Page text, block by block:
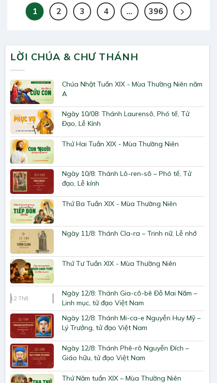
1 2 3 4 … 396
LỜI CHÚA & CHƯ THÁNH
Chúa Nhật Tuần XIX - Mùa Thường Niên năm
A
Ngày 10/08: Thánh Laurensô, Phó tế, Tử
Đạo, Lễ Kính
Thứ Hai Tuần XIX - Mùa Thường Niên
Ngày 10/8: Thánh Lô-ren-sô – Phó tế, Tử
đạo, Lễ kính
Thứ Ba Tuần XIX - Mùa Thường Niên
Ngày 11/8: Thánh Cla-ra – Trinh nữ, Lễ nhớ
Thứ Tư Tuần XIX - Mùa Thường Niên
12 Th8
Ngày 12/8: Thánh Gia-cô-bê Đỗ Mai Năm –
Linh mục, tử đạo Việt Nam
Ngày 12/8: Thánh Mi-ca-e Nguyễn Huy Mỹ –
Lý Trưởng, tử đạo Việt Nam
Ngày 12/8: Thánh Phê-rô Nguyễn Đích –
Giáo hữu, tử đạo Việt Nam
Thứ Năm tuần XIX – Mùa Thường Niên